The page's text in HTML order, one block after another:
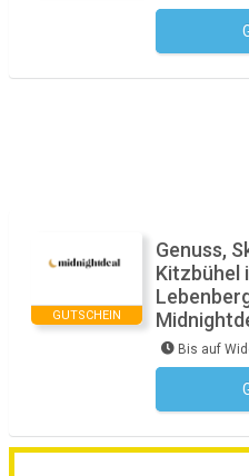
GUTSCHEIN
Genuss,
Kitzbühel
Bis auf